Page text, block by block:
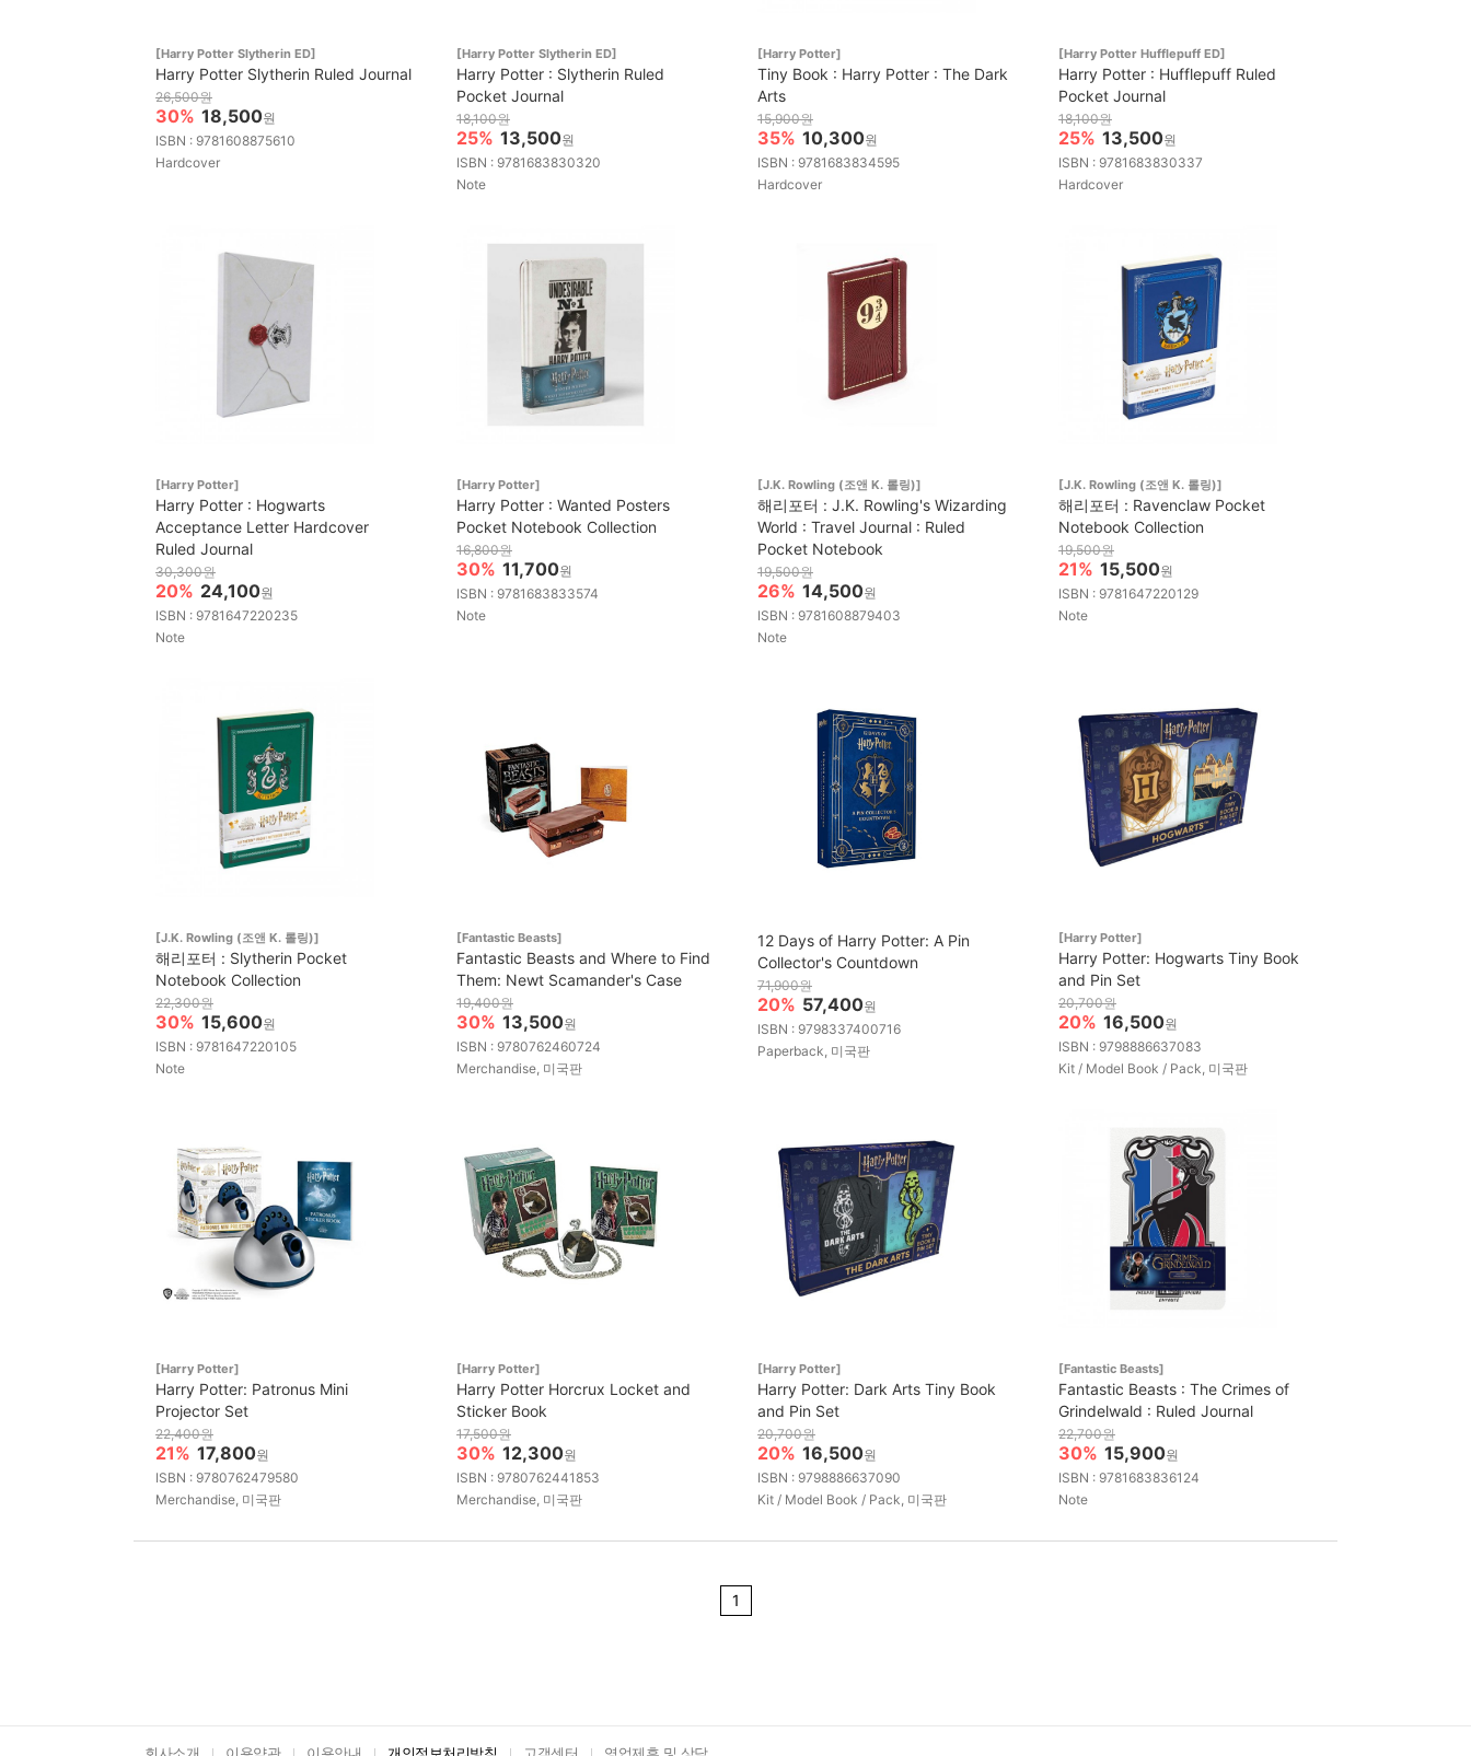
[Harry Potter Slytherin ED]
Harry Potter Slytherin Ruled Journal
26,500원
30% 18,500원
ISBN : 9781608875610
Hardcover
[Harry Potter Slytherin ED]
Harry Potter : Slytherin Ruled
Pocket Journal
18,100원
25% 13,500원
ISBN : 9781683830320
Note
[Harry Potter]
Tiny Book : Harry Potter : The Dark
Arts
15,900원
35% 10,300원
ISBN : 9781683834595
Hardcover
[Harry Potter Hufflepuff ED]
Harry Potter : Hufflepuff Ruled
Pocket Journal
18,100원
25% 13,500원
ISBN : 9781683830337
Hardcover
[Harry Potter]
Harry Potter : Hogwarts
Acceptance Letter Hardcover
Ruled Journal
30,300원
20% 24,100원
ISBN : 9781647220235
Note
[Harry Potter]
Harry Potter : Wanted Posters
Pocket Notebook Collection
16,800원
30% 11,700원
ISBN : 9781683833574
Note
[J.K. Rowling (조앤 K. 롤링)]
해리포터 : J.K. Rowling's Wizarding
World : Travel Journal : Ruled
Pocket Notebook
19,500원
26% 14,500원
ISBN : 9781608879403
Note
[J.K. Rowling (조앤 K. 롤링)]
해리포터 : Ravenclaw Pocket
Notebook Collection
19,500원
21% 15,500원
ISBN : 9781647220129
Note
[J.K. Rowling (조앤 K. 롤링)]
해리포터 : Slytherin Pocket
Notebook Collection
22,300원
30% 15,600원
ISBN : 9781647220105
Note
[Fantastic Beasts]
Fantastic Beasts and Where to Find
Them: Newt Scamander's Case
19,400원
30% 13,500원
ISBN : 9780762460724
Merchandise, 미국판
12 Days of Harry Potter: A Pin
Collector's Countdown
71,900원
20% 57,400원
ISBN : 9798337400716
Paperback, 미국판
[Harry Potter]
Harry Potter: Hogwarts Tiny Book
and Pin Set
20,700원
20% 16,500원
ISBN : 9798886637083
Kit / Model Book / Pack, 미국판
[Harry Potter]
Harry Potter: Patronus Mini
Projector Set
22,400원
21% 17,800원
ISBN : 9780762479580
Merchandise, 미국판
[Harry Potter]
Harry Potter Horcrux Locket and
Sticker Book
17,500원
30% 12,300원
ISBN : 9780762441853
Merchandise, 미국판
[Harry Potter]
Harry Potter: Dark Arts Tiny Book
and Pin Set
20,700원
20% 16,500원
ISBN : 9798886637090
Kit / Model Book / Pack, 미국판
[Fantastic Beasts]
Fantastic Beasts : The Crimes of
Grindelwald : Ruled Journal
22,700원
30% 15,900원
ISBN : 9781683836124
Note
1